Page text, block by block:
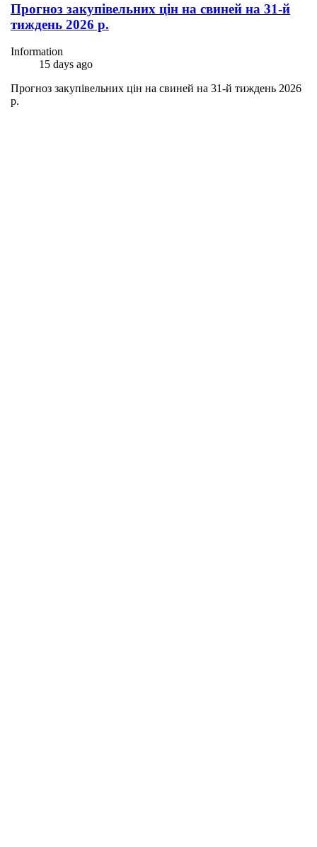
Прогноз закупівельних цін на свиней на 31-й
тиждень 2026 р.
Information
15 days ago
Прогноз закупівельних цін на свиней на 31-й тиждень 2026
р.